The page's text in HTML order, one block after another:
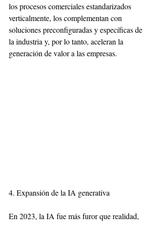
los procesos comerciales estandarizados
verticalmente, los complementan con
soluciones preconfiguradas y específicas de
la industria y, por lo tanto, aceleran la
generación de valor a las empresas.
4. Expansión de la IA generativa
En 2023, la IA fue más furor que realidad,